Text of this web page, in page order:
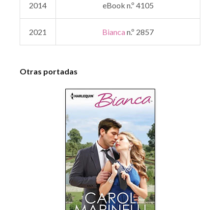
2014 eBook n.º 4105
2021 Bianca n.º 2857
Otras portadas